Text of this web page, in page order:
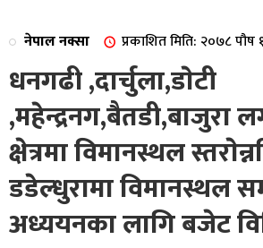
नेपाल नक्सा प्रकाशित मिति: २०७८
धनगढी ,दार्चुला,डाेटी
,महेन्द्रनग,बैतडी,बाजुरा
क्षेत्रमा विमानस्थल
डडेल्धुरामा विमानस्थल
अध्ययनका लागि बजेट